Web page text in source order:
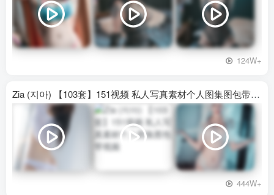
124W+
Zia (지아) 【103套】151视频 私人写真素材个人图集图包带视频
444W+